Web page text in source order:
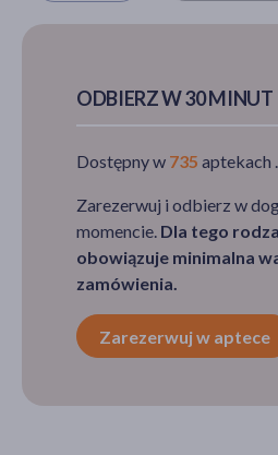
ODBIERZ W 30 MINUT
Dostępny w 735 aptekach .
Zarezerwuj i odbierz w
momencie. Dla tego
obowiązuje minimalna
zamówienia.
Zarezerwuj w aptece